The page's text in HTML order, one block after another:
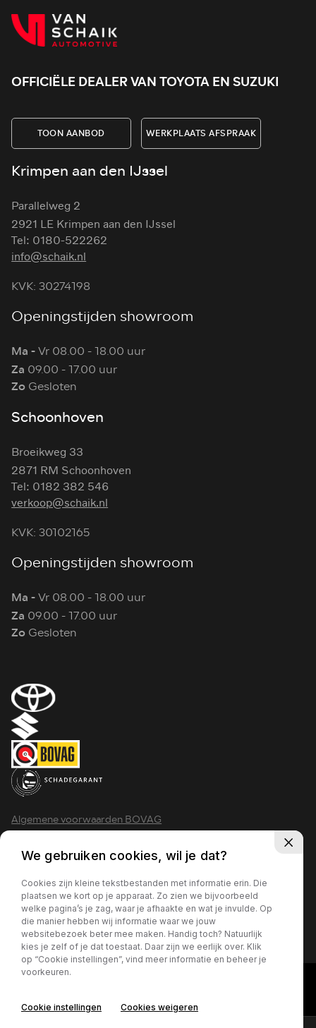
OFFICIËLE DEALER VAN TOYOTA EN SUZUKI
TOON AANBOD WERKPLAATS AFSPRAAK
Krimpen aan den IJssel
Parallelweg 2
2921 LE Krimpen aan den IJssel
Tel: 0180-522262
info@schaik.nl
KVK: 30274198
Openingstijden showroom
Ma -Vr 08.00 - 18.00 uur
Za 09.00 - 17.00 uur
Zo Gesloten
Schoonhoven
Broeikweg 33
2871 RM Schoonhoven
Tel: 0182 382 546
verkoop@schaik.nl
KVK: 30102165
Openingstijden showroom
Ma -Vr 08.00 - 18.00 uur
Za 09.00 - 17.00 uur
Zo Gesloten
Algemene voorwaarden BOVAG
2026 - Krimpen aan den IJssel
We gebruiken cookies, wil je dat?
Cookies zijn kleine tekstbestanden met informatie erin. Die
plaatsen we kort op je apparaat. Zo zien we bijvoorbeeld
welke pagina’s je zag, waar je afhaakte en wat je invulde. Op
die manier hebben wij informatie waar we jouw
websitebezoek beter mee maken. Handig toch? Natuurlijk
kies je zelf of je dat toestaat. Daar zijn we eerlijk over. Klik
op “Cookie instellingen”, vind meer informatie en beheer je
voorkeuren.
Cookie instellingen Cookies weigeren